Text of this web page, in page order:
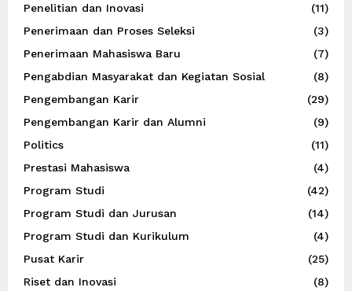
Penelitian dan Inovasi
(11)
Penerimaan dan Proses Seleksi
(3)
Penerimaan Mahasiswa Baru
(7)
Pengabdian Masyarakat dan Kegiatan Sosial
(8)
Pengembangan Karir
(29)
Pengembangan Karir dan Alumni
(9)
Politics
(11)
Prestasi Mahasiswa
(4)
Program Studi
(42)
Program Studi dan Jurusan
(14)
Program Studi dan Kurikulum
(4)
Pusat Karir
(25)
Riset dan Inovasi
(8)